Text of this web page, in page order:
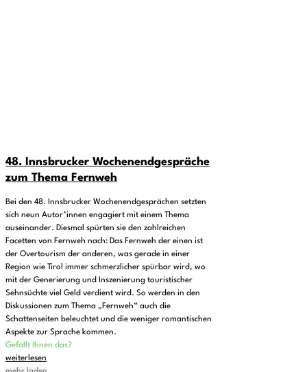
48. Innsbrucker Wochenendgespräche
zum Thema Fernweh
Bei den 48. Innsbrucker Wochenendgesprächen setzten
sich neun Autor*innen engagiert mit einem Thema
auseinander. Diesmal spürten sie den zahlreichen
Facetten von Fernweh nach: Das Fernweh der einen ist
der Overtourism der anderen, was gerade in einer
Region wie Tirol immer schmerzlicher spürbar wird, wo
mit der Generierung und Inszenierung touristischer
Sehnsüchte viel Geld verdient wird. So werden in den
Diskussionen zum Thema „Fernweh“ auch die
Schattenseiten beleuchtet und die weniger romantischen
Aspekte zur Sprache kommen.
Gefällt Ihnen das?
weiterlesen